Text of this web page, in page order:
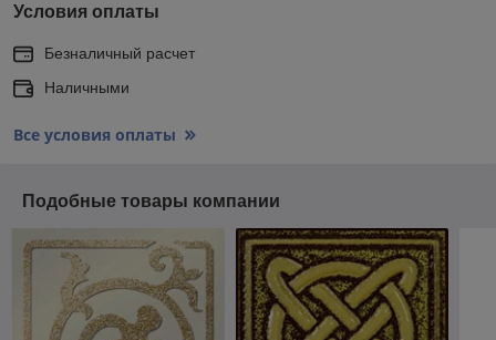
Условия оплаты
Безналичный расчет
Наличными
Все условия оплаты
Подобные товары компании